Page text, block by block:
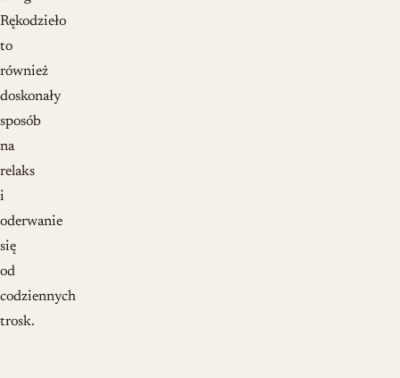
Rękodzieło
to
również
doskonały
sposób
na
relaks
i
oderwanie
się
od
codziennych
trosk.